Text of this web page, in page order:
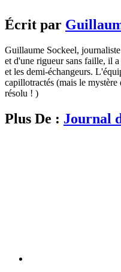
Écrit par
Guillaume Sockeel,
et d'une rigueur sans faille, il
et les demi-échangeurs.
capillotractés (mais le mystère
résolu ! )
Plus De : Journal